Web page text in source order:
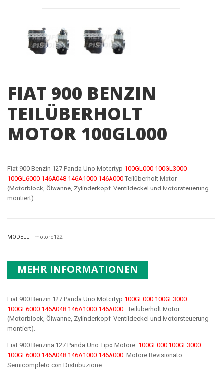
FIAT 900 BENZIN
TEILÜBERHOLT
MOTOR 100GL000
Fiat 900 Benzin 127 Panda Uno Motortyp 100GL000 100GL3000
100GL6000 146A048 146A1000 146A000 Teilüberholt Motor
(Motorblock, Ölwanne, Zylinderkopf, Ventildeckel und Motorsteuerung
montiert).
MODELL motore122
MEHR INFORMATIONEN
Fiat 900 Benzin 127 Panda Uno Motortyp 100GL000 100GL3000
100GL6000 146A048 146A1000 146A000 Teilüberholt Motor
(Motorblock, Ölwanne, Zylinderkopf, Ventildeckel und Motorsteuerung
montiert).
Fiat 900 Benzina 127 Panda Uno Tipo Motore 100GL000 100GL3000
100GL6000 146A048 146A1000 146A000 Motore Revisionato
Semicompleto con Distribuzione